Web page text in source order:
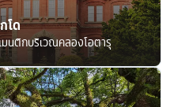
โด
นติกบริเวณคลองโอตารุ